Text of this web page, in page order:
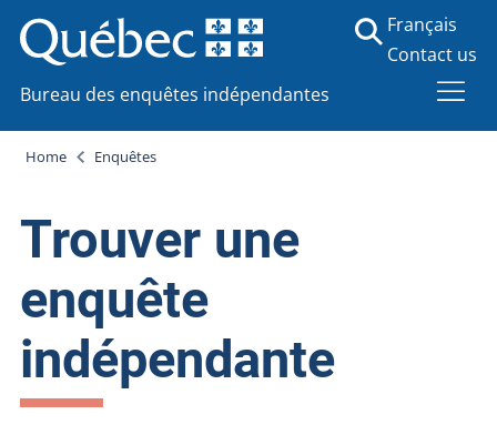
Bureau des enquêtes indépendantes
Français
Contact us
Home Enquêtes
Trouver une
enquête
indépendante